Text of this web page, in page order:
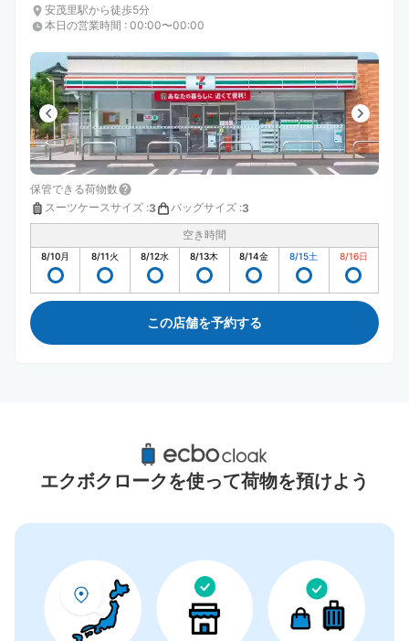
安茂里駅から徒歩5分
本日の営業時間 : 00:00〜00:00
保管できる荷物数
スーツケースサイズ :3 バッグサイズ :3
空き時間
8/10月 8/11火 8/12水 8/13木 8/14金 8/15土 8/16日
この店舗を予約する
善光寺大門周辺のおすすめコインロッカー
0件
エクボクロークを使って荷物を預けよう